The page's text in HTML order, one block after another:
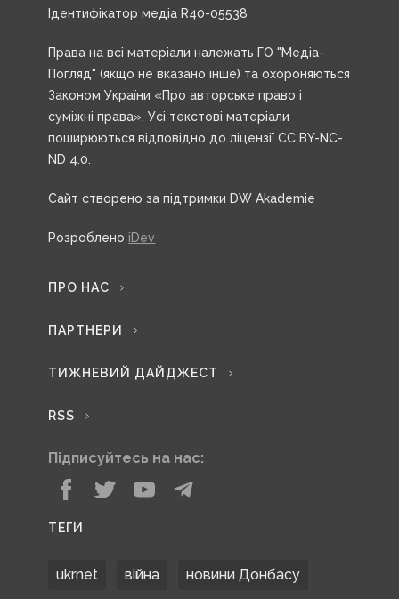
Ідентифікатор медіа R40-05538
Права на всі матеріали належать ГО "Медіа-
Погляд" (якщо не вказано інше) та охороняються
Законом України «Про авторське право і
суміжні права». Усі текстові матеріали
поширюються відповідно до ліцензії CC BY-NC-
ND 4.0.
Сайт створено за підтримки DW Akademie
Розроблено iDev
ПРО НАС
ПАРТНЕРИ
ТИЖНЕВИЙ ДАЙДЖЕСТ
RSS
Підписуйтесь на нас:
ТЕГИ
ukrnet війна новини Донбасу